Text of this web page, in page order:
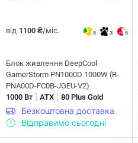
від 1100 ₴/міс. 5 3 5
Блок живлення DeepCool
GamerStorm PN1000D 1000W (R-
PNA00D-FC0B-JGEU-V2)
1000 Вт| ATX 80 Plus Gold
Безкоштовна доставка
Відправимо сьогодні